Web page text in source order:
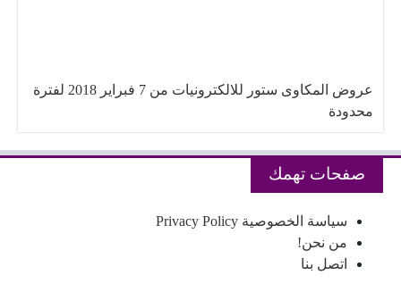
عروض المكاوى ستور للالكترونيات من 7 فبراير 2018 لفترة
محدودة
صفحات تهمك
سياسة الخصوصية Privacy Policy
من نحن!
اتصل بنا